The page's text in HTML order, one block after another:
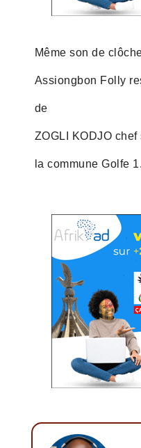
Même son de
Assiongbon Folly
de
ZOGLI KODJO
la commune Golfe 1.